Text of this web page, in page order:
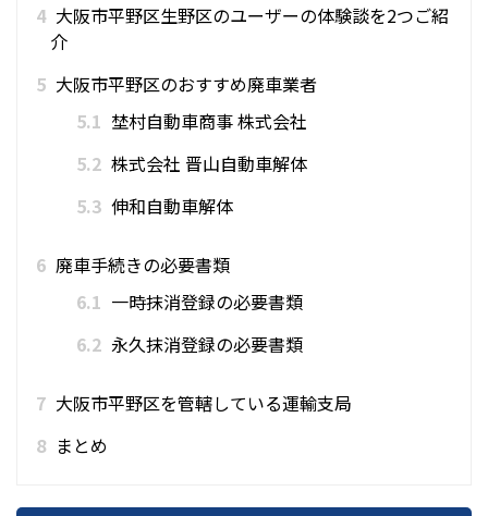
4 大阪市平野区生野区のユーザーの体験談を2つご紹
介
5 大阪市平野区のおすすめ廃車業者
5.1 埜村自動車商事 株式会社
5.2 株式会社 晋山自動車解体
5.3 伸和自動車解体
6 廃車手続きの必要書類
6.1 一時抹消登録の必要書類
6.2 永久抹消登録の必要書類
7 大阪市平野区を管轄している運輸支局
8 まとめ